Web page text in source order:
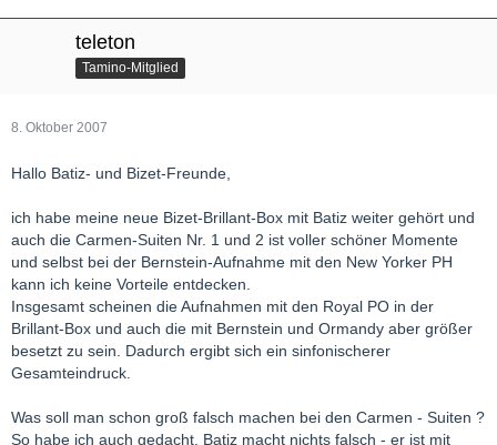
teleton
Tamino-Mitglied
8. Oktober 2007
Hallo Batiz- und Bizet-Freunde,
ich habe meine neue Bizet-Brillant-Box mit Batiz weiter gehört und
auch die Carmen-Suiten Nr. 1 und 2 ist voller schöner Momente
und selbst bei der Bernstein-Aufnahme mit den New Yorker PH
kann ich keine Vorteile entdecken.
Insgesamt scheinen die Aufnahmen mit den Royal PO in der
Brillant-Box und auch die mit Bernstein und Ormandy aber größer
besetzt zu sein. Dadurch ergibt sich ein sinfonischerer
Gesamteindruck.
Was soll man schon groß falsch machen bei den Carmen - Suiten ?
So habe ich auch gedacht. Batiz macht nichts falsch - er ist mit